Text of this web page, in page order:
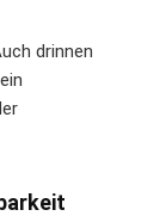
drinnen